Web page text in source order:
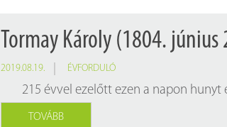
Tormay Károly (1804.
2019.08.19. ÉVFORDULÓ
215 évvel ezelőtt ezen a napon hunyt
TOVÁBB